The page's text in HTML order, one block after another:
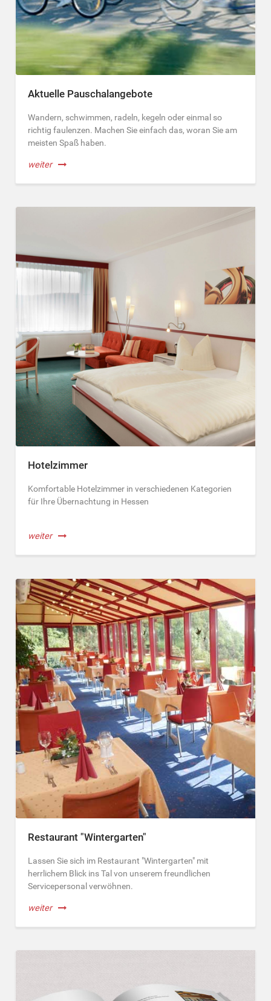
Aktuelle Pauschalangebote
Wandern, schwimmen, radeln, kegeln oder einmal so
richtig faulenzen. Machen Sie einfach das, woran Sie am
meisten Spaß haben.
weiter
Hotelzimmer
Komfortable Hotelzimmer in verschiedenen Kategorien
für Ihre Übernachtung in Hessen
weiter
Restaurant "Wintergarten"
Lassen Sie sich im Restaurant "Wintergarten" mit
herrlichem Blick ins Tal von unserem freundlichen
Servicepersonal verwöhnen.
weiter